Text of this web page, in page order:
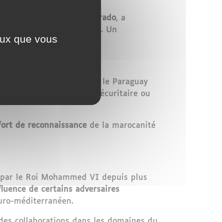
Ramiro Martinez Alvarado, a
le conflit du Sahara. Un
la Colombie ou encore le Paraguay
de coopération sécuritaire ou
de reconnaissance de la marocanité
le Roi Mohammed VI depuis plus
de certains adversaires
méditerranéen.
que vous